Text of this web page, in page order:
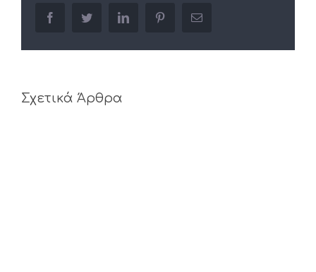
facebooktwitter linkedin pinterestEmail
Σχετικά Άρθρα